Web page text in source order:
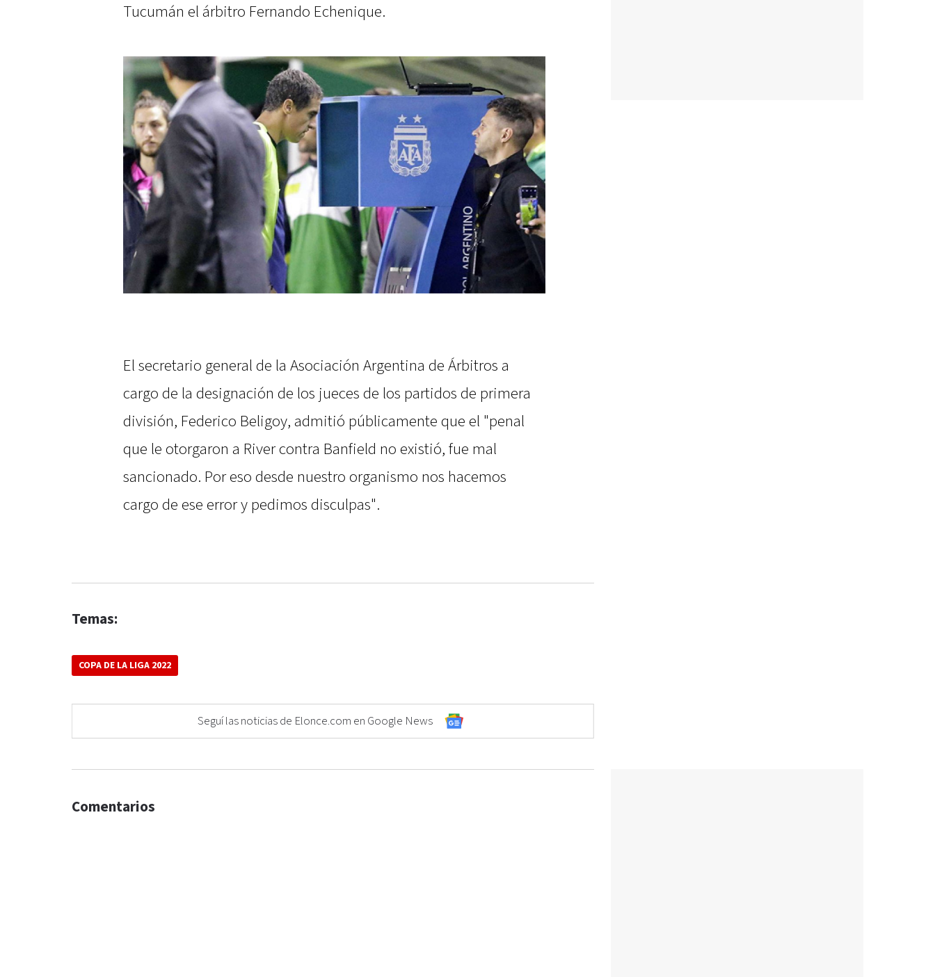
Tucumán el árbitro Fernando Echenique.
El secretario general de la Asociación Argentina de Árbitros a
cargo de la designación de los jueces de los partidos de primera
división, Federico Beligoy, admitió públicamente que el "penal
que le otorgaron a River contra Banfield no existió, fue mal
sancionado. Por eso desde nuestro organismo nos hacemos
cargo de ese error y pedimos disculpas".
Temas:
COPA DE LA LIGA 2022
Seguí las noticias de Elonce.com en Google News
Comentarios